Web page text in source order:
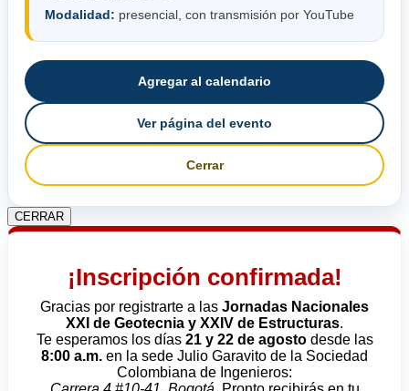
Modalidad: presencial, con transmisión por YouTube
Agregar al calendario
Ver página del evento
Cerrar
CERRAR
¡Inscripción confirmada!
Gracias por registrarte a las Jornadas Nacionales
XXI de Geotecnia y XXIV de Estructuras.
Te esperamos los días 21 y 22 de agostodesde las
8:00 a.m. en la sede Julio Garavito de la Sociedad
Colombiana de Ingenieros: